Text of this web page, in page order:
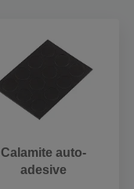
Calamite auto-
adesive